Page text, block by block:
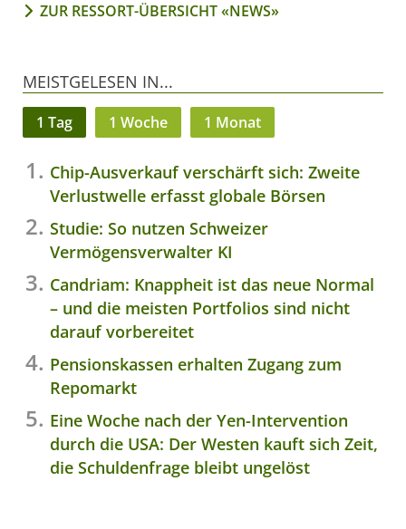
ZUR RESSORT-ÜBERSICHT «NEWS»
MEISTGELESEN IN...
1 Tag 1 Woche 1 Monat
Chip-Ausverkauf verschärft sich: Zweite
Verlustwelle erfasst globale Börsen
Studie: So nutzen Schweizer
Vermögensverwalter KI
Candriam: Knappheit ist das neue Normal
– und die meisten Portfolios sind nicht
darauf vorbereitet
Pensionskassen erhalten Zugang zum
Repomarkt
Eine Woche nach der Yen-Intervention
durch die USA: Der Westen kauft sich Zeit,
die Schuldenfrage bleibt ungelöst